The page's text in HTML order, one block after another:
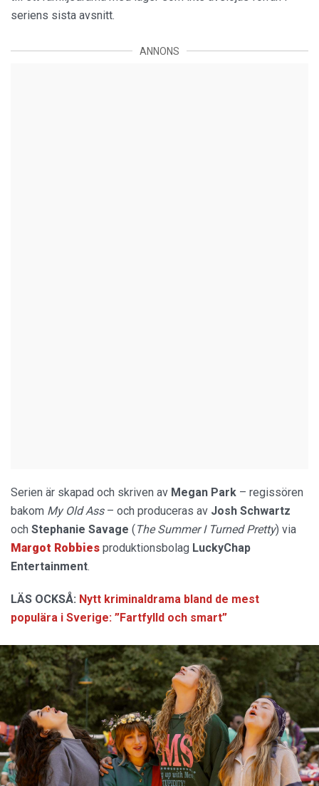
seriens sista avsnitt.
ANNONS
Serien är skapad och skriven av Megan Park – regissören
bakom My Old Ass– och produceras av Josh Schwartz
och Stephanie Savage (The Summer I Turned Pretty) via
Margot Robbies produktionsbolag LuckyChap
Entertainment.
LÄS OCKSÅ: Nytt kriminaldrama bland de mest
populära i Sverige: ”Fartfylld och smart”